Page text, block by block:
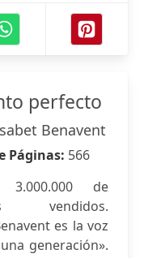
perfecto
Benavent
Páginas: 566
de
vendidos.
es la voz
generación».